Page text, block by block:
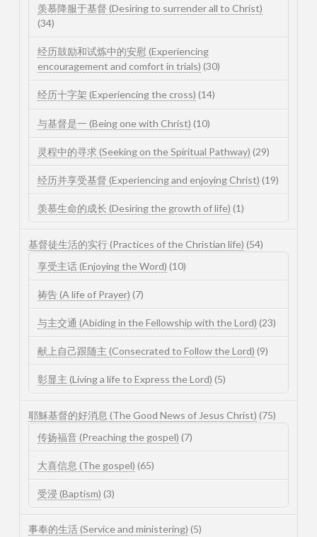
羡慕降服于基督 (Desiring to surrender all to Christ)
(34)
经历鼓励和试炼中的安慰 (Experiencing
encouragement and comfort in trials) (30)
经历十字架 (Experiencing the cross) (14)
与基督是一 (Being one with Christ) (10)
灵程中的寻求 (Seeking on the Spiritual Pathway) (29)
经历并享受基督 (Experiencing and enjoying Christ) (19)
羡慕生命的成长 (Desiring the growth of life) (1)
基督徒生活的实行 (Practices of the Christian life) (54)
享受主话 (Enjoying the Word) (10)
祷告 (A life of Prayer) (7)
与主交通 (Abiding in the Fellowship with the Lord) (23)
献上自己跟随主 (Consecrated to Follow the Lord) (9)
彰显主 (Living a life to Express the Lord) (5)
耶穌基督的好消息 (The Good News of Jesus Christ) (75)
传扬福音 (Preaching the gospel) (7)
大喜信息 (The gospel) (65)
受浸 (Baptism) (3)
事奉的生活 (Service and ministering) (5)